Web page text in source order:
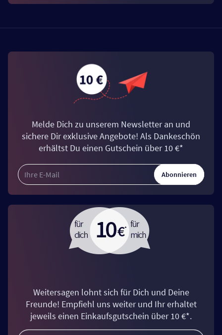
Melde Dich zu unserem Newsletter an und
sichere Dir exklusive Angebote! Als Dankeschön
erhältst Du einen Gutschein über 10 €*
Abonnieren
Weitersagen lohnt sich für Dich und Deine
Freunde! Empfiehl uns weiter und Ihr erhaltet
jeweils einen Einkaufsgutschein über 10 €*.